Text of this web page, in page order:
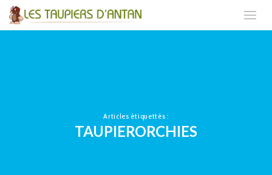
Articles étiquettés :
TAUPIERORCHIES